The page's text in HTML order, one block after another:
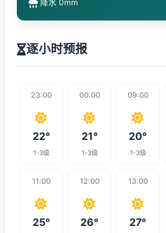
降水 0mm
逐小时预报
23:00
22°
1-3级
00:00
21°
1-3级
09:00
20°
1-3级
11:00
25°
12:00
26°
13:00
27°